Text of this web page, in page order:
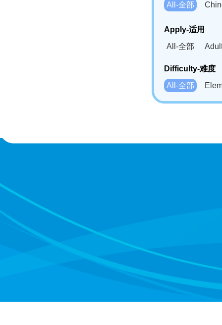
All-全部
Bahasa
Swahili(SW)-
Apply-适用
All-全部
Difficulty-难度
All-全部